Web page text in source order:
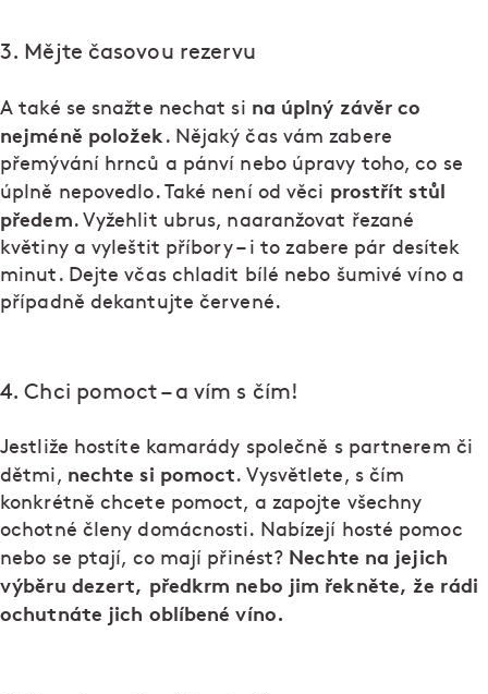
3. Mějte časovou rezervu
A také se snažte nechat si na úplný závěr co
nejméně položek. Nějaký čas vám zabere
přemývání hrnců a pánví nebo úpravy toho, co se
úplně nepovedlo. Také není od věci prostřít stůl
předem. Vyžehlit ubrus, naaranžovat řezané
květiny a vyleštit příbory – i to zabere pár desítek
minut. Dejte včas chladit bílé nebo šumivé víno a
případně dekantujte červené.
4. Chci pomoct – a vím s čím!
Jestliže hostíte kamarády společně s partnerem či
dětmi, nechte si pomoct. Vysvětlete, s čím
konkrétně chcete pomoct, a zapojte všechny
ochotné členy domácnosti. Nabízejí hosté pomoc
nebo se ptají, co mají přinést? Nechte na jejich
výběru dezert, předkrm nebo jim řekněte, že rádi
ochutnáte jich oblíbené víno.